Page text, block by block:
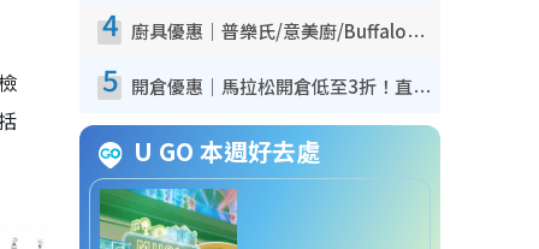
4 廚具優惠｜普樂氏/意美廚/Buffalo廚具低至3折！$89起買煎鍋／炒鑊／個人鍋 同場小家電激減至$99起
5 開倉優惠｜馬拉松開倉低至3折！直擊$99起買adidas／New Balance／Puma鞋款 STANLEY保溫杯劈價至$119起
U GO 本週好去處